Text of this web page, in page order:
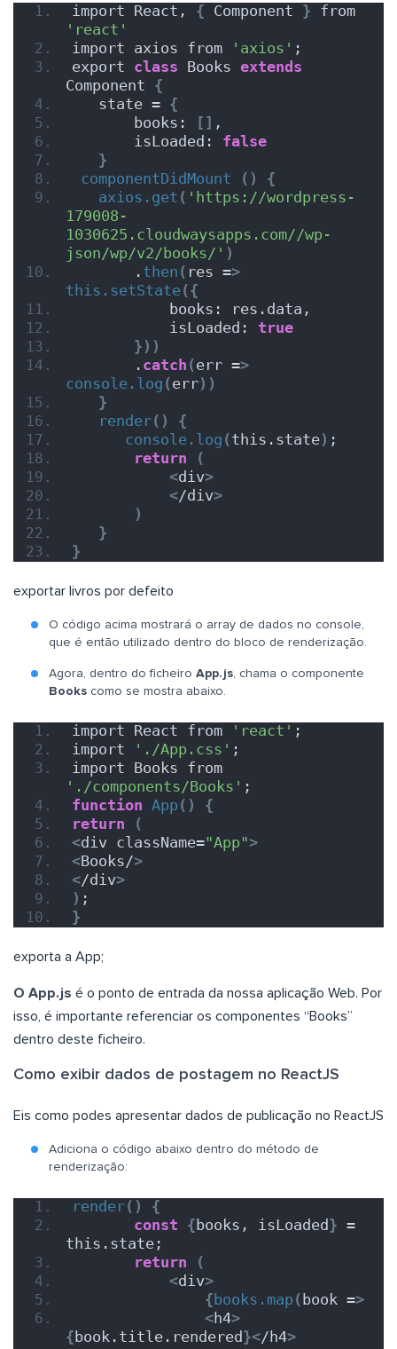
import React, { Component }
'react'
import axios from
'axios' ;
export class Books extends
Component {
   state =
{
       books:
[] ,
       isLoaded:
false
}
componentDidMount
()
{
axios.get ( 'https://wordpress-
179008-
1030625.cloudwaysapps.com//wp-
json/wp/v2/books/' )
       .
then ( res =>
this.setState({
           books: res.data,
           isLoaded:
true
}))
       .
catch (err =>
console.log (err))
}
render()
{
console.log (this.state) ;
return
(
<div>
</div>
)
}
}
exportar livros por defeito
O código acima mostrará o array de dados no console,
que é então utilizado dentro do bloco de renderização.
Agora, dentro do ficheiro App.js , chama o componente
Books como se mostra abaixo.
import React from 'react' ;
import
'./App.css' ;
'./components/Books' ;
function App ()
{
return
(
<div className="App">
<Books/>
</div>
) ;
}
exporta a App;
O App.js é o ponto de entrada da nossa aplicação Web. Por
isso, é importante referenciar os componentes “Books”
dentro deste ficheiro.
Como exibir dados de postagem no ReactJS
Eis como podes apresentar dados de publicação no ReactJS
Adiciona o código abaixo dentro do método de
renderização:
render()
{
const {books, isLoaded} =
this.state;
return
(
<div>
{books.map (book =>
<h4>
{book.title.rendered}</h4>